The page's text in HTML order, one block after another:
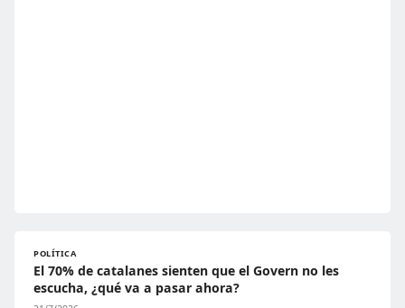
POLÍTICA
El 70% de catalanes sienten que el Govern no les
escucha, ¿qué va a pasar ahora?